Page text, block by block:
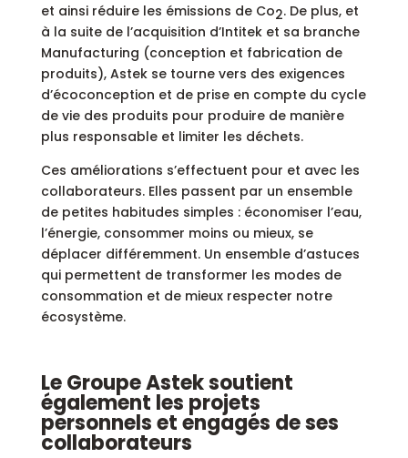
et ainsi réduire les émissions de Co2. De plus, et
à la suite de l’acquisition d’Intitek et sa branche
Manufacturing (conception et fabrication de
produits), Astek se tourne vers des exigences
d’écoconception et de prise en compte du cycle
de vie des produits pour produire de manière
plus responsable et limiter les déchets.
Ces améliorations s’effectuent pour et avec les
collaborateurs. Elles passent par un ensemble
de petites habitudes simples : économiser l’eau,
l’énergie, consommer moins ou mieux, se
déplacer différemment. Un ensemble d’astuces
qui permettent de transformer les modes de
consommation et de mieux respecter notre
écosystème.
Le Groupe Astek soutient
également les projets
personnels et engagés de ses
collaborateurs